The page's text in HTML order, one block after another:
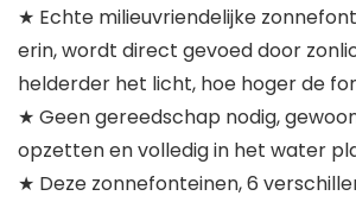
★ Echte milieuvriendelijke
erin, wordt direct gevoed door
helderder het licht, hoe hoger de
★ Geen gereedschap nodig,
opzetten en volledig in het water
★ Deze zonnefonteinen, 6